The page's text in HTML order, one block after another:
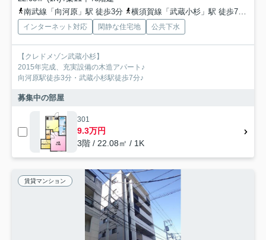
南武線「向河原」駅 徒歩3分
横須賀線「武蔵小杉」駅 徒歩7分
インターネット対応 閑静な住宅地 公共下水
【クレドメゾン武蔵小杉】
2015年完成、充実設備の木造アパート♪
向河原駅徒歩3分・武蔵小杉駅徒歩7分♪
募集中の部屋
301
9.3万円
3階 / 22.08㎡ / 1K
賃貸マンション